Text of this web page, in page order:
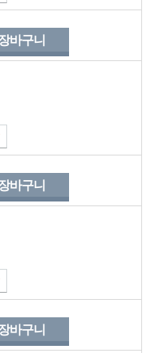
바구니
바구니
바구니